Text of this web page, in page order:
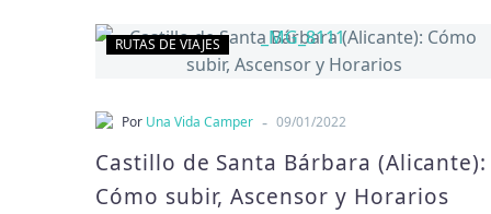
Castillo
de
Bárbara
Cómo
subir,
RUTAS DE VIAJES
Por Una Vida Camper - 09/01/2022
Castillo de Santa Bárbara (Alicante):
Cómo subir, Ascensor y Horarios